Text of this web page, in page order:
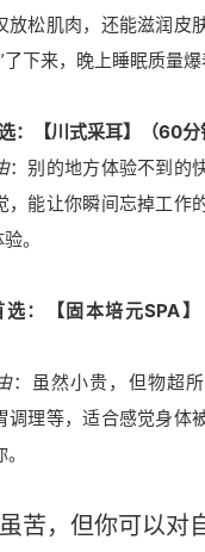
放松肌肉，还能滋润皮
了下来，晚上睡眠质量爆
：【川式采耳】（60分
：别的地方体验不到的
，能让你瞬间忘掉工作
。
选：【固本培元SPA
：虽然小贵，但物超
调理等，适合感觉身体
苦，但你可以对